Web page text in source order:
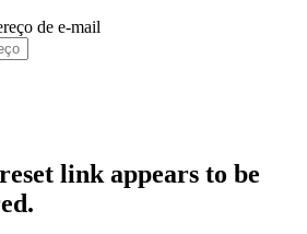
de e-mail
link appears to be